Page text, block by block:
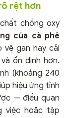
rệt hơn
chống oxy
của cà phê
gan hay cải
ổn định hơn.
(khoảng 240
hiệu ứng tỉnh
— điều quan
việc hoặc tập